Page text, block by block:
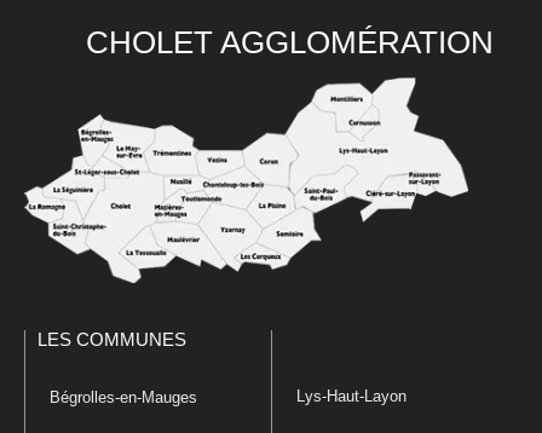
CHOLET AGGLOMÉRATION
LES COMMUNES
Bégrolles-en-Mauges Lys-Haut-Layon